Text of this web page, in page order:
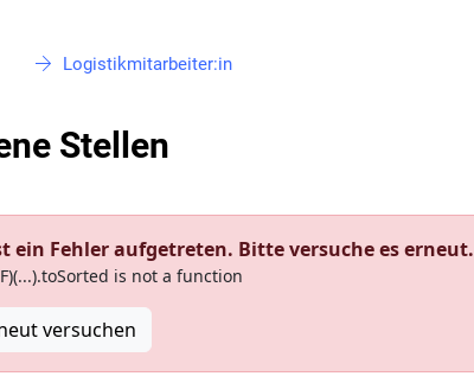
Logistikmitarbeiter:in
Stellen
ein Fehler aufgetreten. Bitte versuche es erneut.
is not a function
versuchen